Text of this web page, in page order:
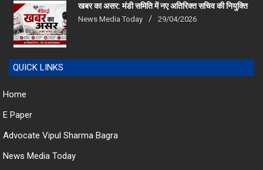
खबर का असर: मंडी समिति में नए अतिरिक्त सचिव की नियुक्ति
News Media Today 29/04/2026
QUICK LINKS
Home
E Paper
Advocate Vipul Sharma Bagra
News Media Today